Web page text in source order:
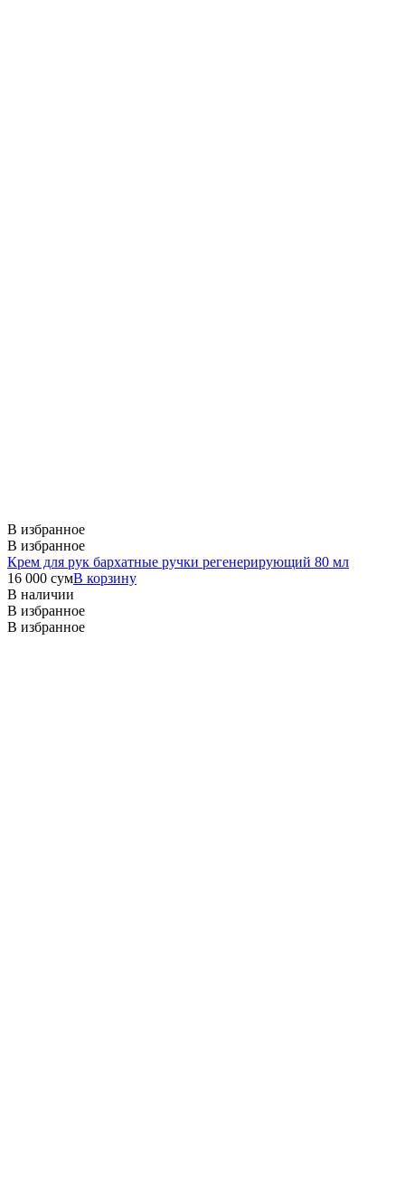
В избранное
В избранное
Крем для рук бархатные ручки регенерирующий 80 мл
16 000 сумВ корзину
В наличии
В избранное
В избранное